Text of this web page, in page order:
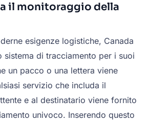
il monitoraggio della
esigenze logistiche, Canada
sistema di tracciamento per i suoi
un pacco o una lettera viene
servizio che includa il
e al destinatario viene fornito
univoco. Inserendo questo